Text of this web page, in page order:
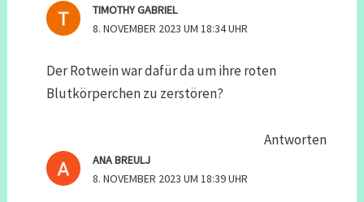
TIMOTHY GABRIEL
8. NOVEMBER 2023 UM 18:34 UHR
Der Rotwein war dafür da um ihre roten
Blutkörperchen zu zerstören?
Antworten
ANA BREULJ
8. NOVEMBER 2023 UM 18:39 UHR